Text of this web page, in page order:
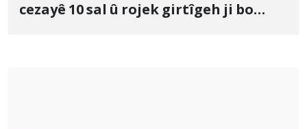
cezayê 10 sal û rojek girtîgeh ji bo